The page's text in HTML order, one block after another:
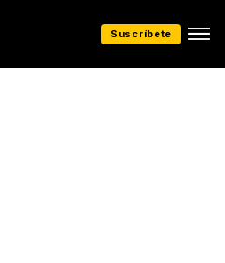
Suscríbete